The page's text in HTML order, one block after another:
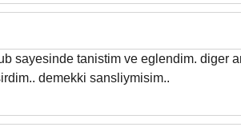
sayesinde tanistim ve eglendim. diger
demekki sansliymisim..